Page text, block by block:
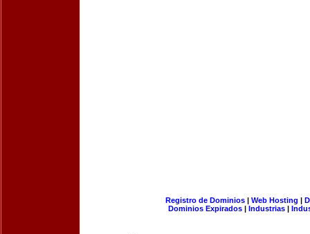
Registro de Dominios| Web Hosting |
Dominios Expirados | Industrias |